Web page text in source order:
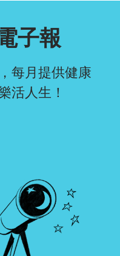
子報
每月提供健康
活人生！